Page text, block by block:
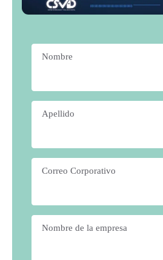
Nombre
Apellido
Correo Corporativo
Nombre de la empresa